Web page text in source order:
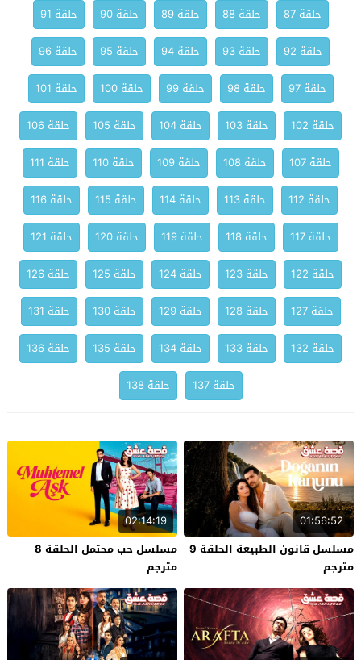
حلقة 87 حلقة 88 حلقة 89 حلقة 90
حلقة 91
حلقة 92
حلقة 93 حلقة 94 حلقة 95
حلقة 96
حلقة 97
حلقة 98 حلقة 99 حلقة 100
حلقة 101
حلقة 102
حلقة 103 حلقة 104 حلقة 105
حلقة 106
حلقة 107
حلقة 108 حلقة 109 حلقة 110
حلقة 111
حلقة 112
حلقة 113 حلقة 114 حلقة 115
حلقة 116
حلقة 117
حلقة 118 حلقة 119 حلقة 120
حلقة 121
حلقة 122
حلقة 123 حلقة 124 حلقة 125
حلقة 126
حلقة 127
حلقة 128 حلقة 129 حلقة 130
حلقة 131
حلقة 132
حلقة 133 حلقة 134 حلقة 135
حلقة 136
حلقة 137
حلقة 138
01:56:52
مسلسل قانون الطبيعة الحلقة 9
مترجم
02:14:19
مسلسل حب محتمل الحلقة 8
مترجم